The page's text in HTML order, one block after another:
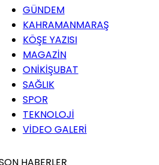
GÜNDEM
KAHRAMANMARAŞ
KÖŞE YAZISI
MAGAZİN
ONİKİŞUBAT
SAĞLIK
SPOR
TEKNOLOJİ
VİDEO GALERİ